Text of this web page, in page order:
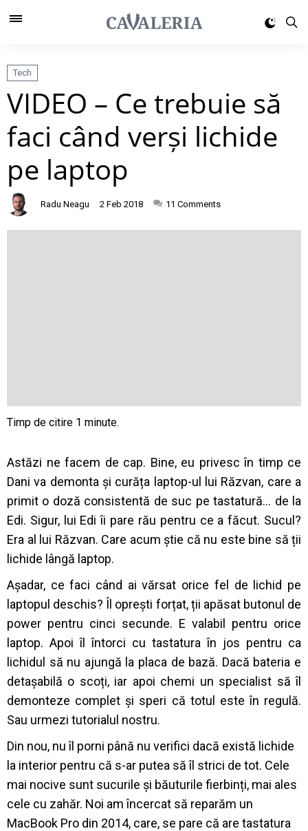
Tech
VIDEO – Ce trebuie să
faci când verși lichide
pe laptop
Radu Neagu 2 Feb 2018 11 Comments
Astăzi ne facem de cap. Bine, eu privesc în timp ce
Dani va demonta și curăța laptop-ul lui Răzvan, care a
primit o doză consistentă de suc pe tastatură… de la
Edi. Sigur, l ui Edi îi pare rău pentru ce a făcut. Sucul?
Era al lui Răzvan. Care acum știe că nu este bine să ții
lichide lângă laptop.
Așadar, ce faci când ai vărsat orice fel de lichid pe
laptopul deschis? Îl oprești forțat, ții apăsat butonul de
power pentru cinci secunde. E valabil pentru orice
laptop. Apoi îl întorci cu tastatura în jos pentru ca
lichidul să nu ajungă la placa de bază. Dacă bateria e
detașabilă o scoți, iar apoi chemi un specialist să îl
demonteze complet și speri că totul este în regulă.
Sau urmezi tutorialul nostru.
Din nou, nu îl porni până nu verifici dacă există lichide
la interior pentru că s-ar putea să îl strici de tot. Cele
mai nocive sunt sucurile și băuturile fierbinți, mai ales
cele cu zahăr. Noi am încercat să reparăm un
MacBook Pro din 2014, care, se pare că are tastatura